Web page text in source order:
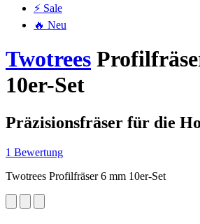
⚡ Sale
🔥 Neu
Twotrees
10er-Set
Präzisionsfräser für die
1 Bewertung
Twotrees Profilfräser 6 mm 10er-Set